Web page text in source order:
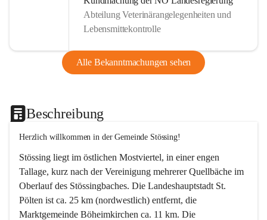
Abteilung Veterinärangelegenheiten und
Lebensmittekontrolle
Alle Bekanntmachungen sehen
Beschreibung
Herzlich willkommen in der Gemeinde Stössing!
Stössing liegt im östlichen Mostviertel, in einer engen
Tallage, kurz nach der Vereinigung mehrerer Quellbäche im
Oberlauf des Stössingbaches. Die Landeshauptstadt St.
Pölten ist ca. 25 km (nordwestlich) entfernt, die
Marktgemeinde Böheimkirchen ca. 11 km. Die